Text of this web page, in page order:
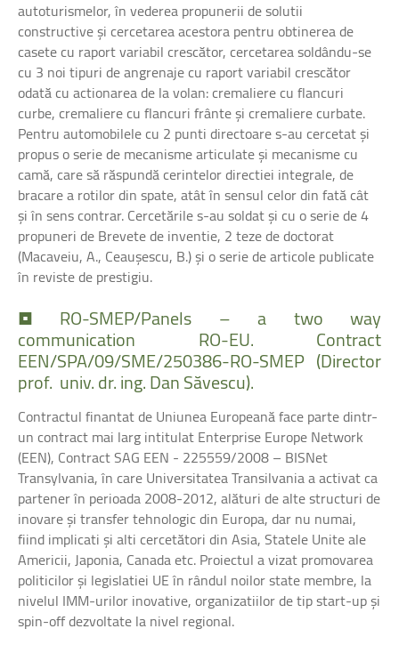
autoturismelor, în vederea propunerii de solutii
constructive şi cercetarea acestora pentru obtinerea de
casete cu raport variabil crescător, cercetarea soldându-se
cu 3 noi tipuri de angrenaje cu raport variabil crescător
odată cu actionarea de la volan: cremaliere cu flancuri
curbe, cremaliere cu flancuri frânte şi cremaliere curbate.
Pentru automobilele cu 2 punti directoare s-au cercetat şi
propus o serie de mecanisme articulate şi mecanisme cu
camă, care să răspundă cerintelor directiei integrale, de
bracare a rotilor din spate, atât în sensul celor din fată cât
şi în sens contrar. Cercetările s-au soldat şi cu o serie de 4
propuneri de Brevete de inventie, 2 teze de doctorat
(Macaveiu, A., Ceauşescu, B.) şi o serie de articole publicate
în reviste de prestigiu.
• RO-SMEP/Panels – a two way
communication RO-EU. Contract
EEN/SPA/09/SME/250386-RO-SMEP (Director
prof. univ.dr.ing.DanSăvescu).
Contractul finantat de Uniunea Europeană face parte dintr-
un contract mai larg intitulat Enterprise Europe Network
(EEN), Contract SAG EEN - 225559/2008 – BISNet
Transylvania, în care Universitatea Transilvania a activat ca
partener în perioada 2008-2012, alături de alte structuri de
inovare şi transfer tehnologic din Europa, dar nu numai,
fiind implicati şi alti cercetători din Asia, Statele Unite ale
Americii, Japonia, Canada etc. Proiectul a vizat promovarea
politicilor şi legislatiei UE în rândul noilor state membre, la
nivelul IMM-urilor inovative, organizatiilor de tip start-up şi
spin-off dezvoltate la nivel regional.